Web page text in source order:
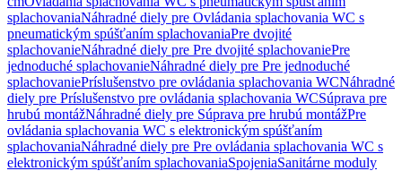
splachovaniaNáhradné diely pre Ovládania splachovania WC s
pneumatickým spúšťaním splachovaniaPre dvojité
splachovanieNáhradné diely pre Pre dvojité splachovaniePre
jednoduché splachovanieNáhradné diely pre Pre jednoduché
splachovaniePríslušenstvo pre ovládania splachovania WCNáhradné
diely pre Príslušenstvo pre ovládania splachovania WCSúprava pre
hrubú montážNáhradné diely pre Súprava pre hrubú montážPre
ovládania splachovania WC s elektronickým spúšťaním
splachovaniaNáhradné diely pre Pre ovládania splachovania WC s
elektronickým spúšťaním splachovaniaSpojeniaSanitárne moduly